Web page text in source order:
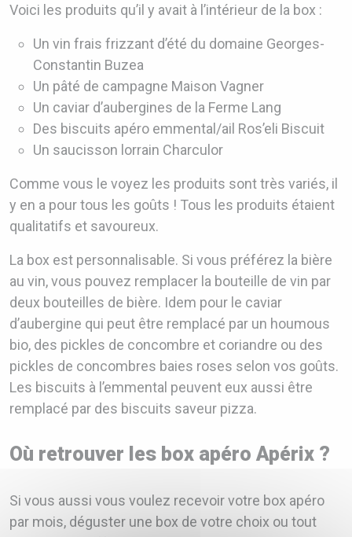
Voici les produits qu’il y avait à l’intérieur de la box :
Un vin frais frizzant d’été du domaine Georges-
Constantin Buzea
Un pâté de campagne Maison Vagner
Un caviar d’aubergines de la Ferme Lang
Des biscuits apéro emmental/ail Ros’eli Biscuit
Un saucisson lorrain Charculor
Comme vous le voyez les produits sont très variés, il
y en a pour tous les goûts ! Tous les produits étaient
qualitatifs et savoureux.
La box est personnalisable. Si vous préférez la bière
au vin, vous pouvez remplacer la bouteille de vin par
deux bouteilles de bière. Idem pour le caviar
d’aubergine qui peut être remplacé par un houmous
bio, des pickles de concombre et coriandre ou des
pickles de concombres baies roses selon vos goûts.
Les biscuits à l’emmental peuvent eux aussi être
remplacé par des biscuits saveur pizza.
Où retrouver les box apéro Apérix ?
Si vous aussi vous voulez recevoir votre box apéro
par mois, déguster une box de votre choix ou tout